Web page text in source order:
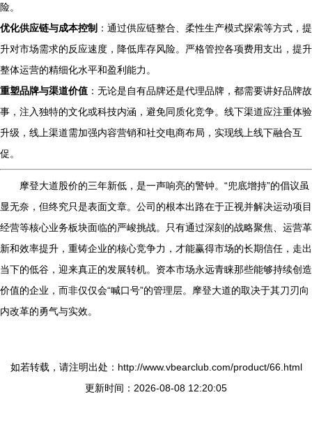
险。
优化供应链与成本控制 ：通过供应链整合、柔性生产模式探索等方式，提
升对市场需求的反应速度，降低库存风险。严格管控各项费用支出，提升
整体运营的精细化水平和盈利能力。
重塑品牌与渠道价值 ：无论是自有品牌还是代理品牌，都需要讲好品牌故
事，注入独特的文化或科技内涵，避免同质化竞争。线下渠道应注重体验
升级，线上渠道需加强内容营销和社交电商布局，实现线上线下融合互
促。
摩登大道股价的三年新低，是一声响亮的警钟。“兜底增持”的倡议虽
显无奈，但终究只是表面文章。公司的根本出路在于正视并解决运动项目
经营等核心业务板块面临的严峻挑战。只有通过深刻的战略聚焦、运营革
新和效率提升，重铸企业的核心竞争力，才能赢得市场的长期信任，走出
当下的低谷，迎来真正的发展转机。资本市场永远青睐那些能够持续创造
价值的企业，而非仅仅会“喊口号”的管理层。摩登大道的取决于其刀刃向
内改革的勇气与实效。
如若转载，请注明出处：http://www.vbearclub.com/product/66.html
更新时间：2026-08-08 12:20:05